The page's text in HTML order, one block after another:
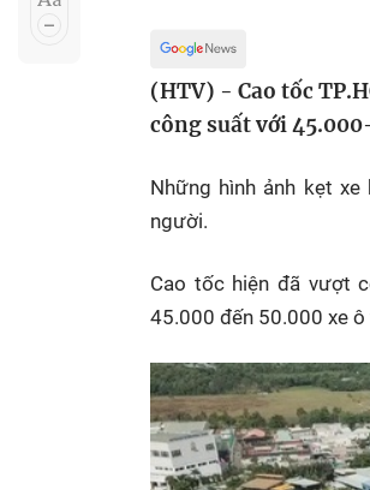
Sự kiện quan tâm
Chuyên đề
Không gian
Hồ Chí Minh
(HTV) - Cao tốc
công suất với
Những hình ảnh kẹt
người.
Cao tốc hiện đã vượt
45.000 đến 50.000 xe